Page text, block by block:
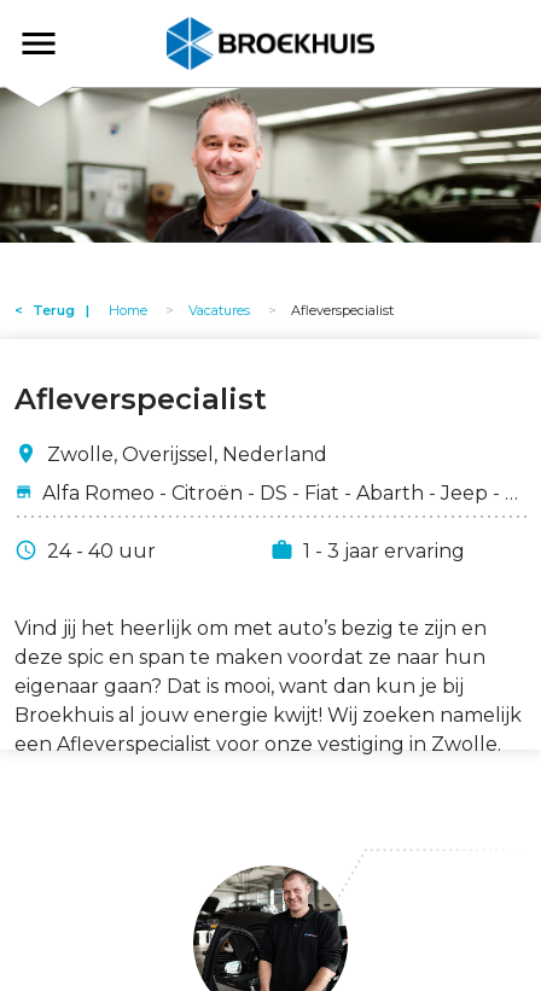
en
de
Broekhuis
Terug Home Vacatures Afleverspecialist
Afleverspecialist
Zwolle, Overijssel, Nederland
Alfa Romeo - Citroën - DS - Fiat - Abarth - Jeep - Peugeot - Lancia
24 - 40 uur 1 - 3 jaar ervaring
Vind jij het heerlijk om met auto’s bezig te zijn en
deze spic en span te maken voordat ze naar hun
eigenaar gaan? Dat is mooi, want dan kun je bij
Broekhuis al jouw energie kwijt! Wij zoeken namelijk
een Afleverspecialist voor onze vestiging in Zwolle.